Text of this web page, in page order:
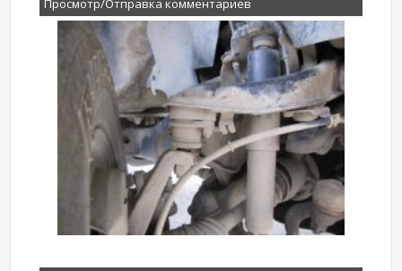
Просмотр/Отправка комментариев